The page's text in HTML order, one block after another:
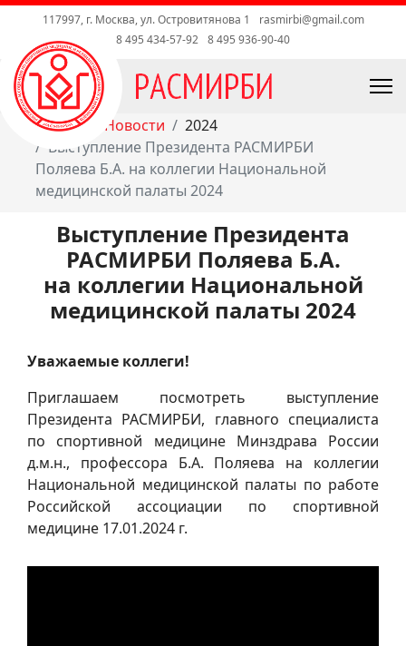
117997, г. Москва, ул. Островитянова 1
rasmirbi@gmail.com
8 495 434-57-92 8 495 936-90-40
Главная Новости
2024
Выступление Президента РАСМИРБИ
Поляева Б.А. на коллегии Национальной
медицинской палаты 2024
Выступление Президента
РАСМИРБИ Поляева Б.А.
на коллегии Национальной
медицинской палаты 2024
Уважаемые коллеги!
Приглашаем посмотреть выступление
Президента РАСМИРБИ, главного специалиста
по спортивной медицине Минздрава России
д.м.н., профессора Б.А. Поляева на коллегии
Национальной медицинской палаты по работе
Российской ассоциации по спортивной
медицине 17.01.2024 г.